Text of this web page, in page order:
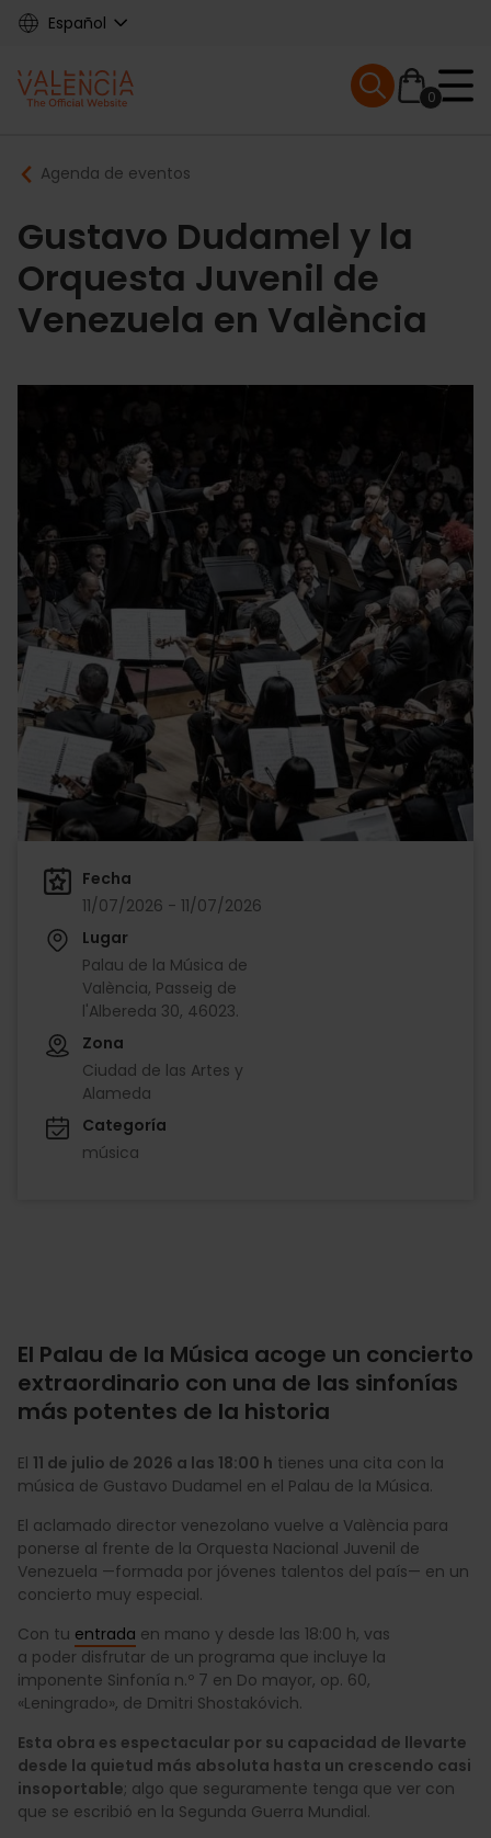
Skip
content
Español
Main
navigation
0
Mobile menu
Breadcrumb
Agenda de eventos
Gustavo Dudamel y la
Orquesta Juvenil de
Venezuela en València
Fecha
11/07/2026 - 11/07/2026
Lugar
Palau de la Música de
València, Passeig de
l'Albereda 30, 46023.
Zona
Ciudad de las Artes y
Alameda
Categoría
música
El Palau de la Música acoge un concierto
extraordinario con una de las sinfonías
más potentes de la historia
El 11 de julio de 2026 a las 18:00 h tienes una cita con la
música de Gustavo Dudamel en el Palau de la Música.
El aclamado director venezolano vuelve a València para
ponerse al frente de la Orquesta Nacional Juvenil de
Venezuela —formada por jóvenes talentos del país— en un
concierto muy especial.
Con tu entrada en mano y desde las 18:00 h, vas
a poder disfrutar de un programa que incluye la
imponente Sinfonía n.º 7 en Do mayor, op. 60,
«Leningrado», de Dmitri Shostakóvich.
Esta obra es espectacular por su capacidad de llevarte
desde la quietud más absoluta hasta un crescendo casi
insoportable; algo que seguramente tenga que ver con
que se escribió en la Segunda Guerra Mundial.